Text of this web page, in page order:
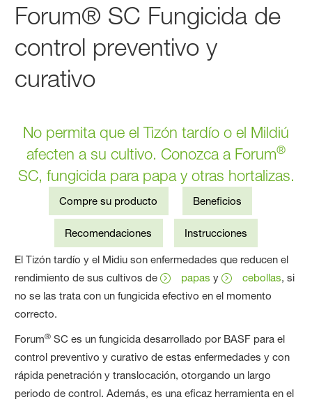
Forum® SC Fungicida de
control preventivo y
curativo
No permita que el Tizón tardío o el Mildiú
afecten a su cultivo. Conozca a Forum®
SC, fungicida para papa y otras hortalizas.
Compre su producto Beneficios
Recomendaciones Instrucciones
El Tizón tardío y el Midiu son enfermedades que reducen el
rendimiento de sus cultivos de
papas y cebollas, si
no se las trata con un fungicida efectivo en el momento
correcto.
Forum® SC es un fungicida desarrollado por BASF para el
control preventivo y curativo de estas enfermedades y con
rápida penetración y translocación, otorgando un largo
periodo de control. Además, es una eficaz herramienta en el